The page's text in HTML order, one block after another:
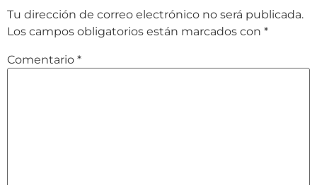
Tu dirección de correo electrónico no será publicada.
Los campos obligatorios están marcados con *
Comentario *